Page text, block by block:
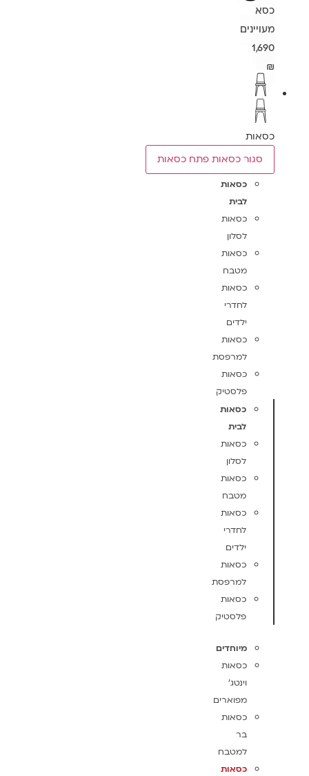
כסא
מעויינים
1,690
₪
כסאות
סגור כסאות פתח כסאות
כסאות
לבית
כסאות
לסלון
כסאות
מטבח
כסאות
לחדרי
ילדים
כסאות
למרפסת
כסאות
פלסטיק
כסאות
לבית
כסאות
לסלון
כסאות
מטבח
כסאות
לחדרי
ילדים
כסאות
למרפסת
כסאות
פלסטיק
מיוחדים
כסאות
וינטג'
מפוארים
כסאות
בר
למטבח
כסאות